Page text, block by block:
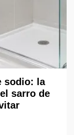
sodio: la
sarro de